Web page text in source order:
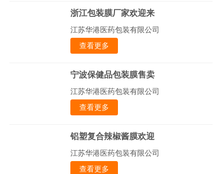
浙江包装膜厂家欢迎来
江苏华港医药包装有限公司
查看更多
宁波保健品包装膜售卖
江苏华港医药包装有限公司
查看更多
铝塑复合辣椒酱膜欢迎
江苏华港医药包装有限公司
查看更多